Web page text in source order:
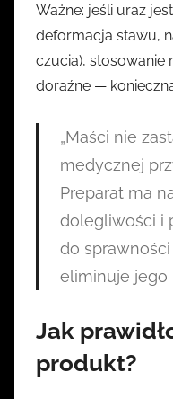
Ważne: jeśli uraz
deformacja stawu,
czucia), stosowanie
doraźne —
„Maści nie
medycznej
Preparat ma
dolegliwości i
do
eliminuje jego
Jak
produkt?